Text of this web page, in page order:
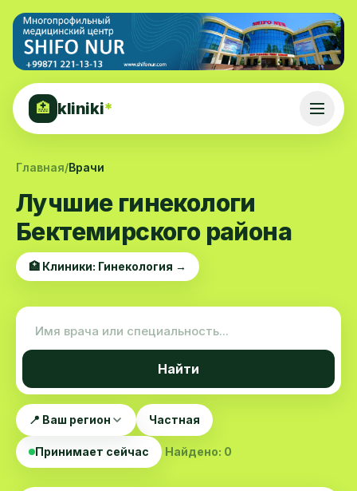
🏥 kliniki*
Главная/Врачи
Лучшие гинекологи
Бектемирского района
🏥 Клиники: Гинекология →
Найти
📍 Ваш регион Частная
Принимает сейчас Найдено: 0